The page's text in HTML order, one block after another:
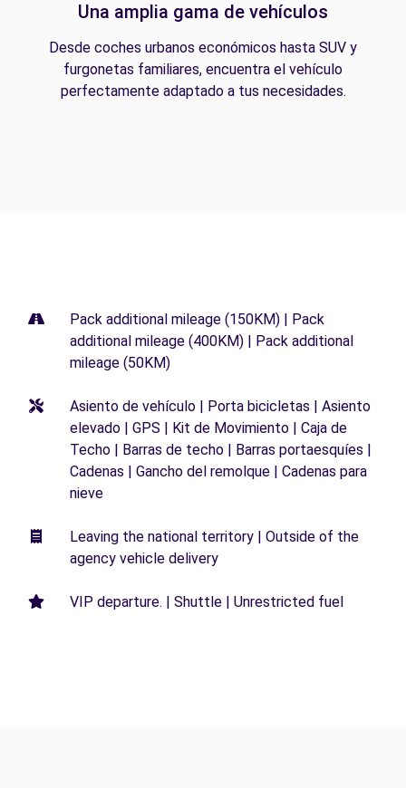
Una amplia gama de vehículos
Desde coches urbanos económicos hasta SUV y
furgonetas familiares, encuentra el vehículo
perfectamente adaptado a tus necesidades.
Pack additional mileage (150KM) | Pack
additional mileage (400KM) | Pack additional
mileage (50KM)
Asiento de vehículo | Porta bicicletas | Asiento
elevado | GPS | Kit de Movimiento | Caja de
Techo | Barras de techo | Barras portaesquíes |
Cadenas | Gancho del remolque | Cadenas para
nieve
Leaving the national territory | Outside of the
agency vehicle delivery
VIP departure. | Shuttle | Unrestricted fuel